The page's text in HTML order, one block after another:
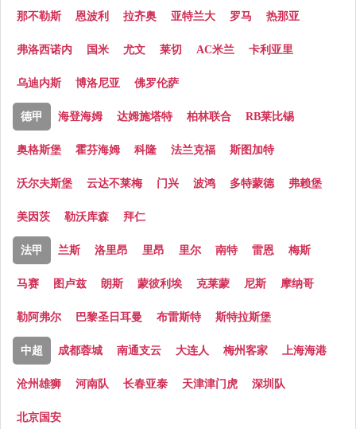
那不勒斯 恩波利 拉齐奥 亚特兰大 罗马 热那亚
弗洛西诺内 国米 尤文 莱切 AC米兰 卡利亚里
乌迪内斯 博洛尼亚 佛罗伦萨
德甲 海登海姆 达姆施塔特 柏林联合 RB莱比锡
奥格斯堡 霍芬海姆 科隆 法兰克福 斯图加特
沃尔夫斯堡 云达不莱梅 门兴 波鸿 多特蒙德 弗赖堡
美因茨 勒沃库森 拜仁
法甲 兰斯 洛里昂 里昂 里尔 南特 雷恩 梅斯
马赛 图卢兹 朗斯 蒙彼利埃 克莱蒙 尼斯 摩纳哥
勒阿弗尔 巴黎圣日耳曼 布雷斯特 斯特拉斯堡
中超 成都蓉城 南通支云 大连人 梅州客家 上海海港
沧州雄狮 河南队 长春亚泰 天津津门虎 深圳队
北京国安